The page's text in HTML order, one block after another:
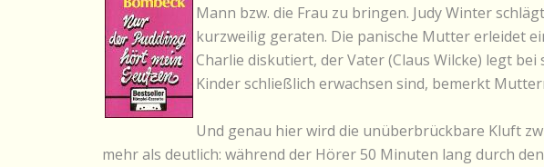
Mann bzw. die Frau zu bringen. Judy Winter
kurzweilig geraten. Die panische Mutter erleidet
Charlie diskutiert, der Vater (Claus Wilcke) legt
Kinder schließlich erwachsen sind, bemerkt
Und genau hier wird die unüberbrückbare Kluft
mehr als deutlich: während der Hörer 50 Minuten lang durch